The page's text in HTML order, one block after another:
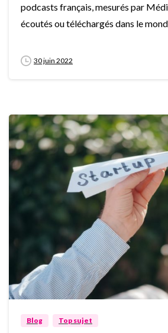
podcasts français, mesurés par
écoutés ou téléchargés dans le
30 juin 2022
Blog Top sujet